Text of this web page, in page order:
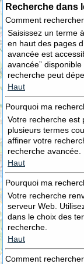
Recherche dans
Comment
Saisissez un terme
en haut des pages
avancée est
avancée”
recherche peut
Haut
Pourquoi ma
Votre recherche est
plusieurs termes
affiner votre
recherche avancée.
Haut
Pourquoi ma
Votre recherche
serveur Web.
dans le choix des
recherche.
Haut
Comment